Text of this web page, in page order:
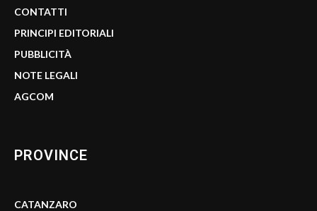
CONTATTI
PRINCIPI EDITORIALI
PUBBLICITÀ
NOTE LEGALI
AGCOM
PROVINCE
CATANZARO